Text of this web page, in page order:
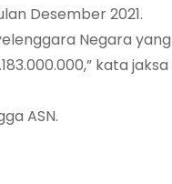
Desember 2021.
Negara
kata jaksa
ASN.